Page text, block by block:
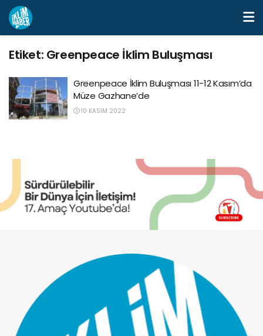
Etiket: Greenpeace İklim Buluşması
Greenpeace İklim Buluşması 11-12 Kasım’da
Müze Gazhane’de
10 KASIM 2022